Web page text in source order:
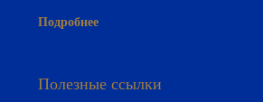
Подробнее
Полезные ссылки